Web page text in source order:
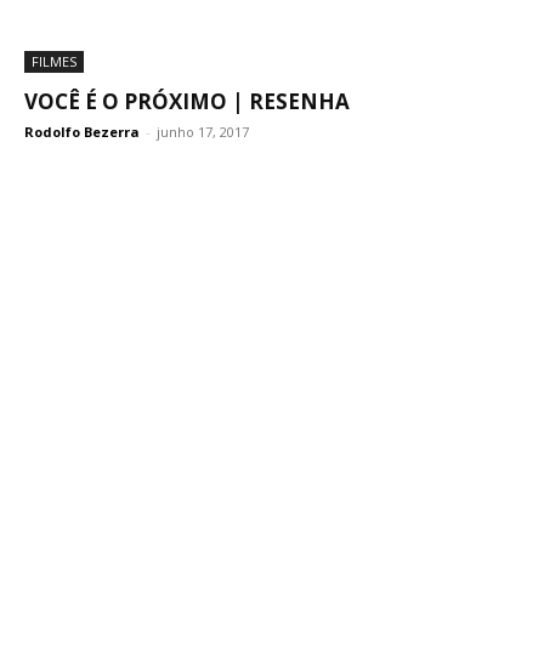
FILMES
VOCÊ É O PRÓXIMO | RESENHA
Rodolfo Bezerra - junho 17, 2017